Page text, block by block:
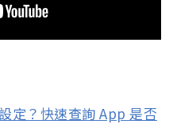
定？快速查詢 App 是否